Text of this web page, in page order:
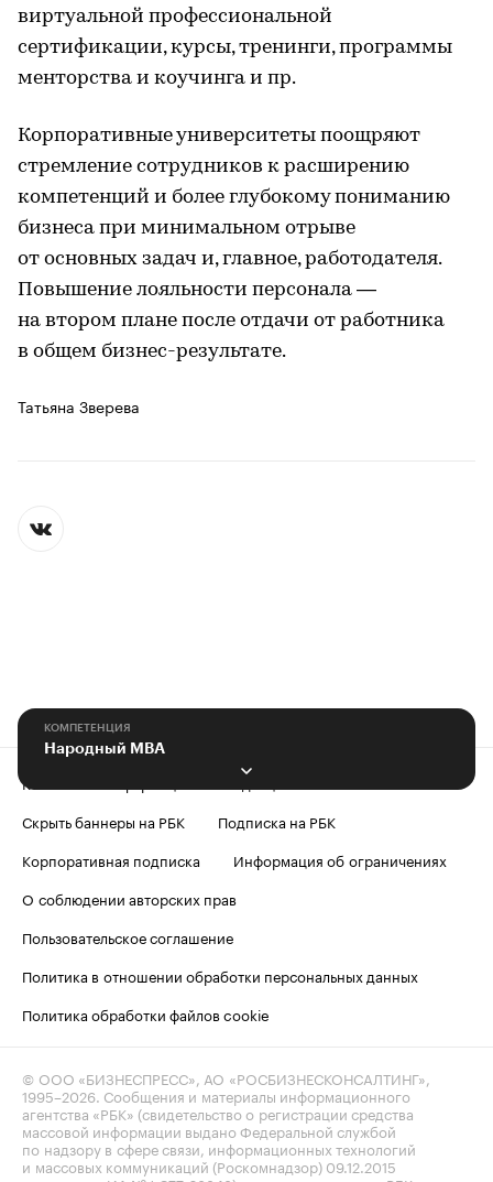
виртуальной профессиональной
сертификации, курсы, тренинги, программы
менторства и коучинга и пр.
Корпоративные университеты поощряют
стремление сотрудников к расширению
компетенций и более глубокому пониманию
бизнеса при минимальном отрыве
от основных задач и, главное, работодателя.
Повышение лояльности персонала —
на втором плане после отдачи от работника
в общем бизнес-результате.
Татьяна Зверева
КОМПЕТЕНЦИЯ
Народный МВА
Контактная информация
Редакция
Скрыть баннеры на РБК
Подписка на РБК
Корпоративная подписка
Информация об ограничениях
О соблюдении авторских прав
Пользовательское соглашение
Политика в отношении обработки персональных данных
Политика обработки файлов cookie
© ООО «БИЗНЕСПРЕСС», АО «РОСБИЗНЕСКОНСАЛТИНГ»,
1995–2026 . Сообщения и материалы информационного
агентства «РБК» (свидетельство о регистрации средства
массовой информации выдано Федеральной службой
по надзору в сфере связи, информационных технологий
и массовых коммуникаций (Роскомнадзор) 09.12.2015